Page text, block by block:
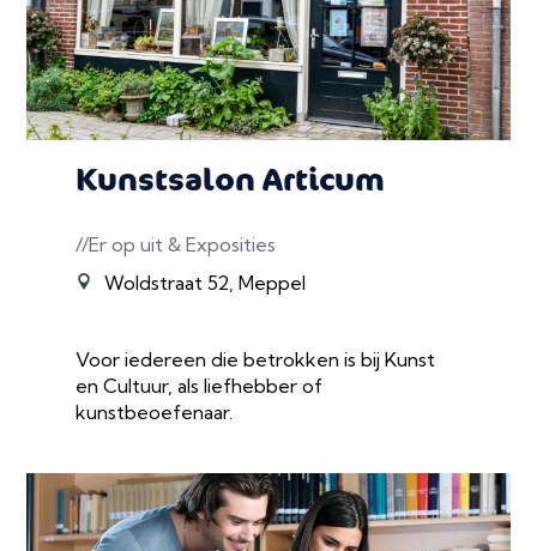
Kunstsalon Articum
//Er op uit & Exposities
Woldstraat 52, Meppel
Voor iedereen die betrokken is bij Kunst
en Cultuur, als liefhebber of
kunstbeoefenaar.